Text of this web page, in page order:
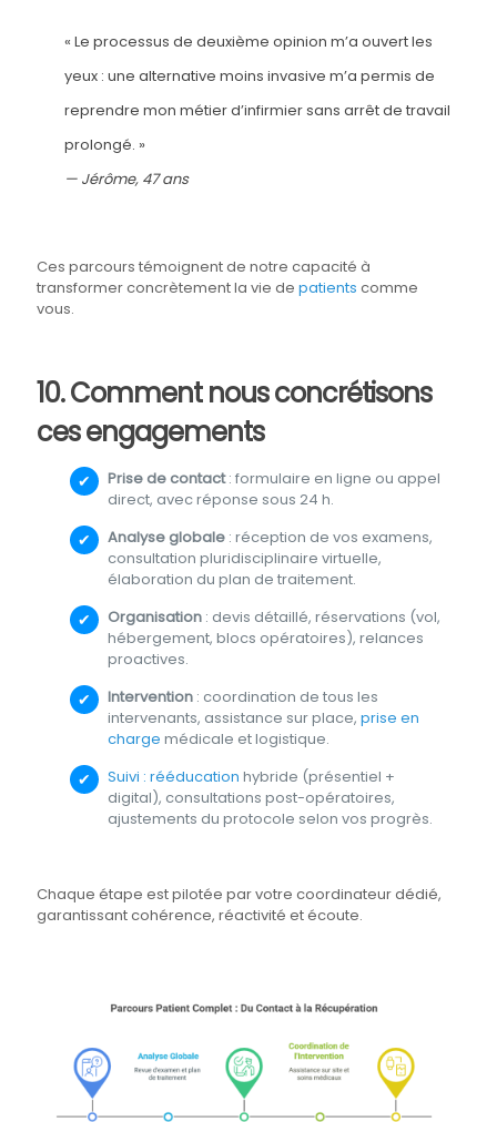
« Le processus de deuxième opinion m’a ouvert les
yeux : une alternative moins invasive m’a permis de
reprendre mon métier d’infirmier sans arrêt de travail
prolongé. »
— Jérôme, 47 ans
Ces parcours témoignent de notre capacité à
transformer concrètement la vie de patients comme
vous.
10. Comment nous concrétisons
ces engagements
Prise de contact: formulaire en ligne ou appel
direct, avec réponse sous 24 h.
Analyse globale: réception de vos examens,
consultation pluridisciplinaire virtuelle,
élaboration du plan de traitement.
Organisation: devis détaillé, réservations (vol,
hébergement, blocs opératoires), relances
proactives.
Intervention: coordination de tous les
intervenants, assistance sur place, prise en
charge médicale et logistique.
Suivi : rééducation hybride (présentiel +
digital), consultations post-opératoires,
ajustements du protocole selon vos progrès.
Chaque étape est pilotée par votre coordinateur dédié,
garantissant cohérence, réactivité et écoute.